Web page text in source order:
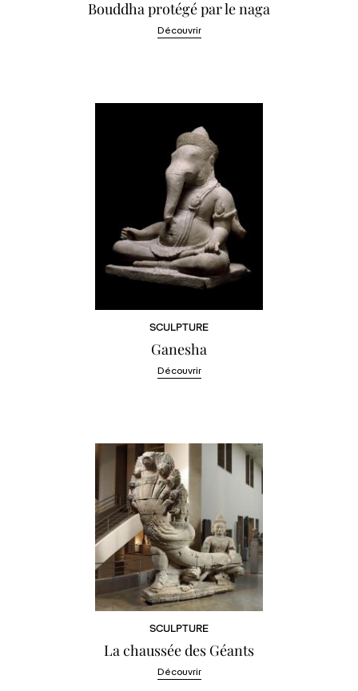
Bouddha protégé par le naga
Découvrir
SCULPTURE
Ganesha
Découvrir
SCULPTURE
La chaussée des Géants
Découvrir